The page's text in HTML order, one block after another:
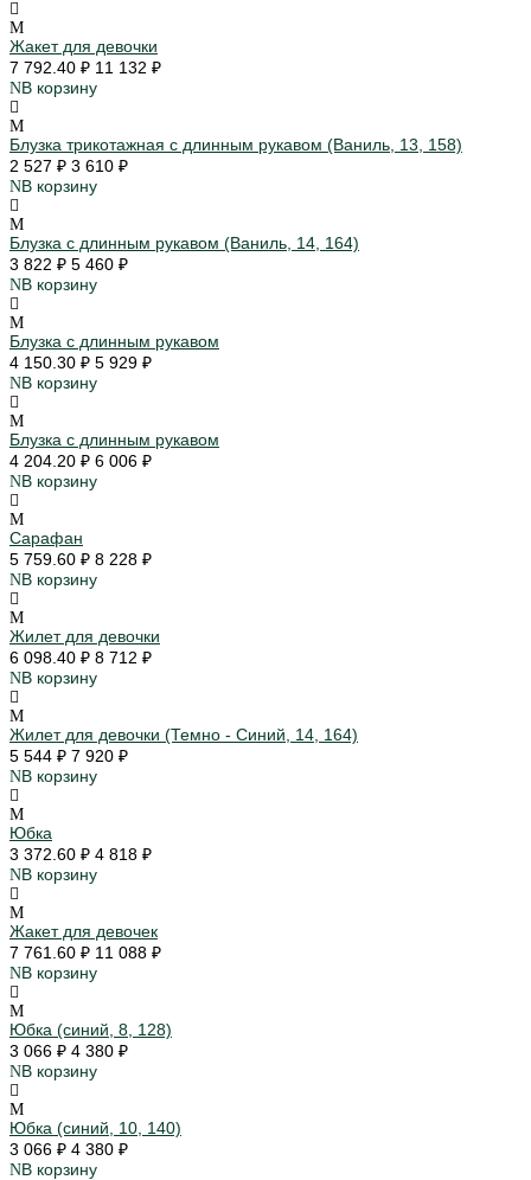
Жакет для девочки
7 792.40 ₽ 11 132 ₽
В корзину
Блузка трикотажная с длинным рукавом (Ваниль, 13, 158)
2 527 ₽ 3 610 ₽
В корзину
Блузка c длинным рукавом (Ваниль, 14, 164)
3 822 ₽ 5 460 ₽
В корзину
Блузка с длинным рукавом
4 150.30 ₽ 5 929 ₽
В корзину
Блузка c длинным рукавом
4 204.20 ₽ 6 006 ₽
В корзину
Сарафан
5 759.60 ₽ 8 228 ₽
В корзину
Жилет для девочки
6 098.40 ₽ 8 712 ₽
В корзину
Жилет для девочки (Темно - Синий, 14, 164)
5 544 ₽ 7 920 ₽
В корзину
Юбка
3 372.60 ₽ 4 818 ₽
В корзину
Жакет для девочек
7 761.60 ₽ 11 088 ₽
В корзину
Юбка (синий, 8, 128)
3 066 ₽ 4 380 ₽
В корзину
Юбка (синий, 10, 140)
3 066 ₽ 4 380 ₽
В корзину